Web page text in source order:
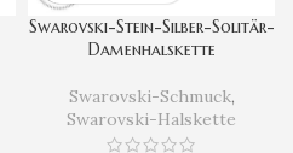
Swarovski-Stein-Silber-Solitär-
Damenhalskette
Swarovski-Schmuck,
Swarovski-Halskette